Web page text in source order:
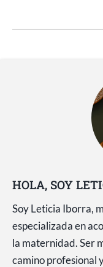
HOLA, SOY
Soy Leticia Iborra,
especializada en
la maternidad. Ser
camino profesional